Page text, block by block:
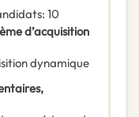
: 10
d’acquisition
dynamique